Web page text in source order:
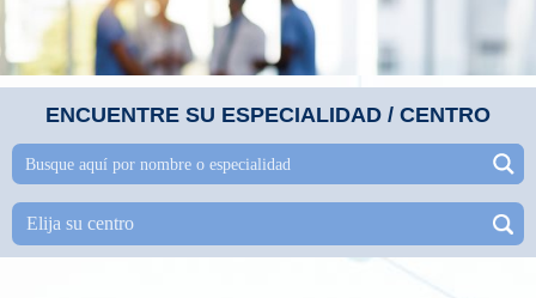
ENCUENTRE SU ESPECIALIDAD / CENTRO